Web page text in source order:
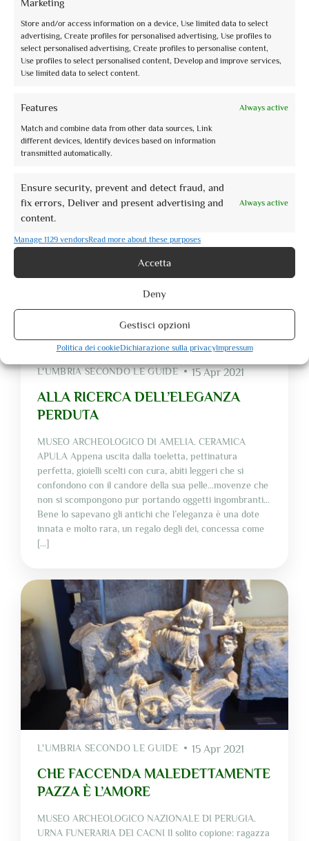
Marketing
Store and/or access information on a device, Use limited data to select
advertising, Create profiles for personalised advertising, Use profiles to
select personalised advertising, Create profiles to personalise content,
Use profiles to select personalised content, Develop and improve services,
Use limited data to select content.
Features Always active
Match and combine data from other data sources, Link
different devices, Identify devices based on information
transmitted automatically.
Ensure security, prevent and detect fraud, and
fix errors, Deliver and present advertising and
content.
Always active
Manage 1129 vendorsRead more about these purposes
Accetta
Deny
Gestisci opzioni
Politica dei cookieDichiarazione sulla privacyImpressum
NATURA CIRCOSTANTE BRUFA,
PARCO DELLE SCULTURE
Il sentiero del vino, il sentiero dell’olio. Un totale di 28
campagna intorno a Brufa e accarezza le mura del
Contaminazioni suggestive dove l’opera della Natura -
l’olivo- diventa parte integrante dell’opera dell’Uomo -
L'UMBRIA SECONDO LE GUIDE 15 Apr 2021
ALLA RICERCA DELL’ELEGANZA
PERDUTA
MUSEO ARCHEOLOGICO DI AMELIA. CERAMICA
APULA Appena uscita dalla toeletta, pettinatura
perfetta, gioielli scelti con cura, abiti leggeri che si
confondono con il candore della sua pelle…movenze che
non si scompongono pur portando oggetti ingombranti…
Bene lo sapevano gli antichi che l’eleganza è una dote
innata e molto rara, un regalo degli dei, concessa come
[…]
L'UMBRIA SECONDO LE GUIDE 15 Apr 2021
CHE FACCENDA MALEDETTAMENTE
PAZZA È L’AMORE
MUSEO ARCHEOLOGICO NAZIONALE DI PERUGIA.
URNA FUNERARIA DEI CACNI Il solito copione: ragazza